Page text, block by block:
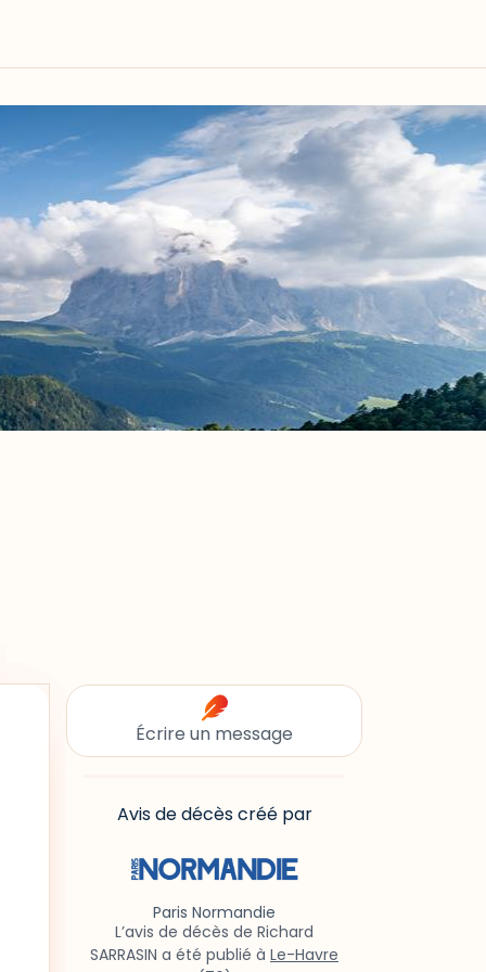
Écrire un message
Avis de décès créé par
Paris Normandie
L’avis de décès de Richard
SARRASIN a été publié à Le-Havre